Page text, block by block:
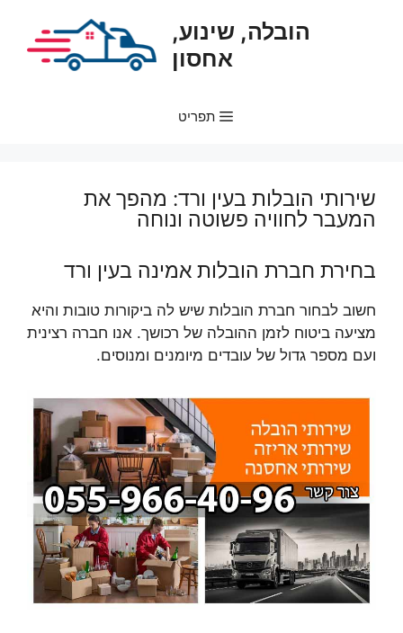
הובלה, שינוע,
אחסון
תפריט
שירותי הובלות בעין ורד: מהפך את
המעבר לחוויה פשוטה ונוחה
בחירת חברת הובלות אמינה בעין ורד
חשוב לבחור חברת הובלות שיש לה ביקורות טובות והיא
מציעה ביטוח לזמן ההובלה של רכושך. אנו חברה רצינית
ועם מספר גדול של עובדים מיומנים ומנוסים.